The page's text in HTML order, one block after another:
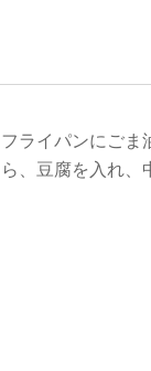
フライパンにごま
ら、豆腐を入れ、